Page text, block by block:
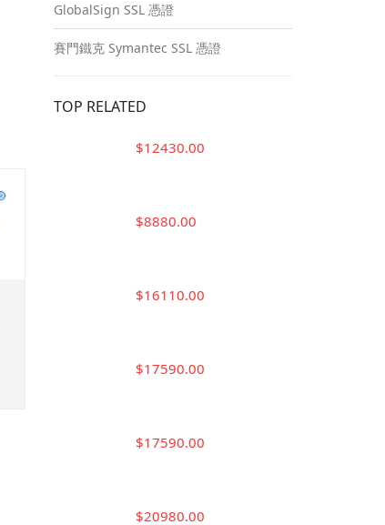
GlobalSign SSL 憑證
賽門鐵克 Symantec SSL 憑證
TOP RELATED
$12430.00
$8880.00
$16110.00
$17590.00
$17590.00
$20980.00